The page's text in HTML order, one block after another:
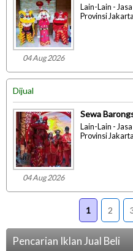
04 Aug 2026
Lain-Lain - Jasa
Provinsi
Dijual
04 Aug 2026
Sewa
Lain-Lain - Jasa
Provinsi
1 2
Pencarian Iklan Jual Beli